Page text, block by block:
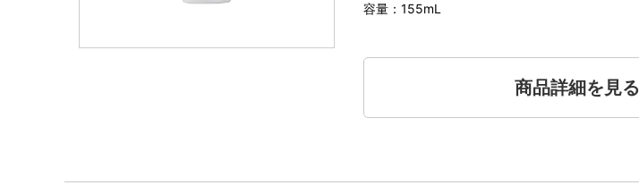
容量：155mL
商品詳細を見る